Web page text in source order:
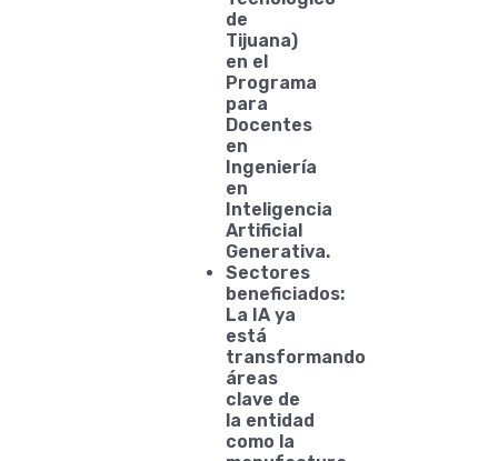
de
Tijuana)
en el
Programa
para
Docentes
en
Ingeniería
en
Inteligencia
Artificial
Generativa.
Sectores
beneficiados:
La IA ya
está
transformando
áreas
clave de
la entidad
como la